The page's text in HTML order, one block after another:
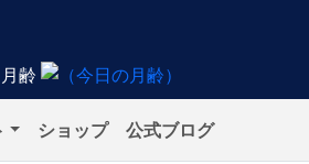
月齢
ショップ 公式ブログ